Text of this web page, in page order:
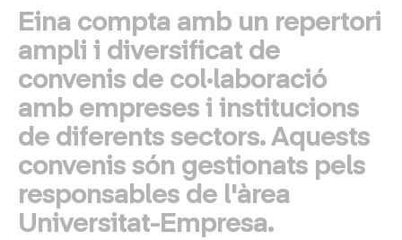
Eina compta amb un repertori
ampli i diversificat de
convenis de col·laboració
amb empreses i institucions
de diferents sectors. Aquests
convenis són gestionats pels
responsables de l'àrea
Universitat-Empresa.